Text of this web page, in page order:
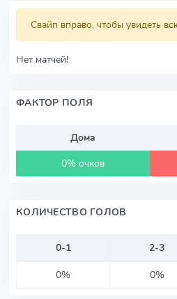
Свайп вправо, чтобы увидеть
Нет матчей!
ФАКТОР ПОЛЯ
Дома
0% очков
КОЛИЧЕСТВО ГОЛОВ
0-1 2-3
0%
0%